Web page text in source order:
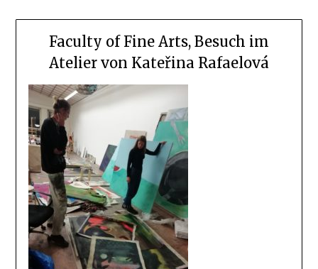
Faculty of Fine Arts, Besuch im
Atelier von Kateřina Rafaelová